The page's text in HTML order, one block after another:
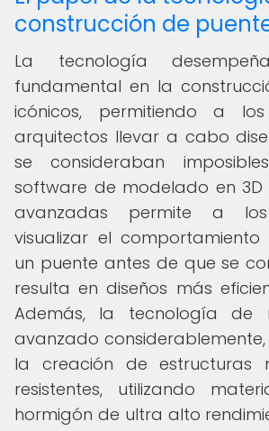
construcción de
La tecnología
fundamental en la
icónicos, permitiendo a
arquitectos llevar a cabo
se consideraban
software de modelado en 3D
avanzadas permite a los
visualizar el
un puente antes de que se
resulta en diseños más
Además, la tecnología de
avanzado
la creación de estructuras
resistentes, utilizando
hormigón de ultra alto